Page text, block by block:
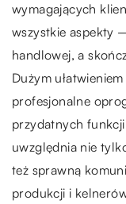
wymagających
wszystkie aspekty
handlowej, a
Dużym
profesjonalne
przydatnych
uwzględnia nie
też sprawną
produkcji i